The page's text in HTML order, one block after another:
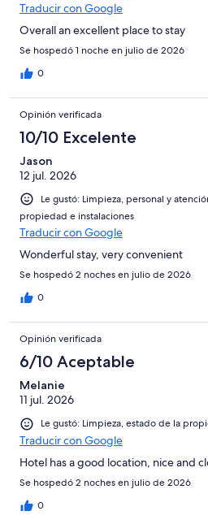
Traducir con Google
Overall an excellent place to stay
Se hospedó 1 noche en julio de 2026
0
Opinión verificada
10/10 Excelente
Jason
12 jul. 2026
Le gustó: Limpieza, personal y
propiedad e instalaciones
Traducir con Google
Wonderful stay, very convenient
Se hospedó 2 noches en julio de 2026
0
Opinión verificada
6/10 Aceptable
Melanie
11 jul. 2026
Le gustó: Limpieza, estado de la
Traducir con Google
Hotel has a good location, nice and
Se hospedó 2 noches en julio de 2026
0